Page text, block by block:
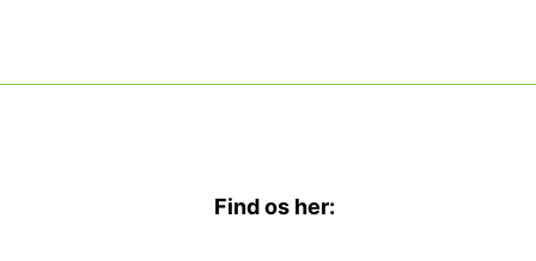
Find os her: